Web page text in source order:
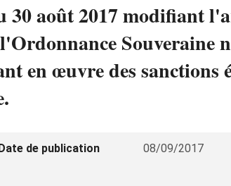
août 2017 modifiant
Souveraine
en œuvre des
de publication 08/09/2017